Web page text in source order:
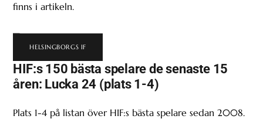
finns i artikeln.
HELSINGBORGS IF
HIF:s 150 bästa spelare de senaste 15
åren: Lucka 24 (plats 1-4)
Plats 1-4 på listan över HIF:s bästa spelare sedan 2008.